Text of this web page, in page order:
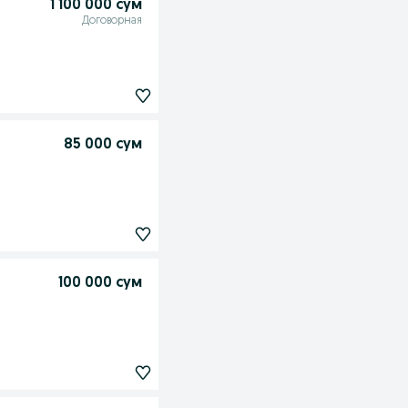
1 100 000 сум
Договорная
85 000 сум
100 000 сум